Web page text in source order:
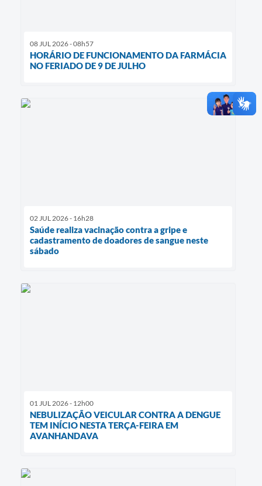
08 JUL 2026 - 08h57
HORÁRIO DE FUNCIONAMENTO DA FARMÁCIA
NO FERIADO DE 9 DE JULHO
02 JUL 2026 - 16h28
Saúde realiza vacinação contra a gripe e
cadastramento de doadores de sangue neste
sábado
01 JUL 2026 - 12h00
NEBULIZAÇÃO VEICULAR CONTRA A DENGUE
TEM INÍCIO NESTA TERÇA-FEIRA EM
AVANHANDAVA